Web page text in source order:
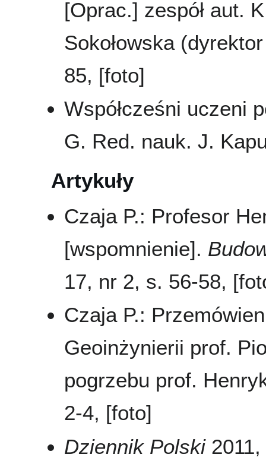
[Oprac.] zespół aut.
Sokołowska
85, [foto]
Współcześni uczeni
G. Red. nauk. J.
Artykuły
Czaja P.: Profesor
[wspomnienie].
17, nr 2, s. 56-58,
Czaja P.:
Geoinżynierii prof.
pogrzebu prof.
2-4, [foto]
Dziennik Polski2011,